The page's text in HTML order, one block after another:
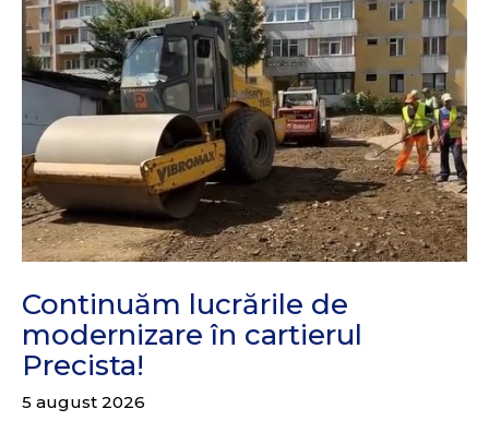
Continuăm lucrările de
modernizare în cartierul
Precista!
5 august 2026